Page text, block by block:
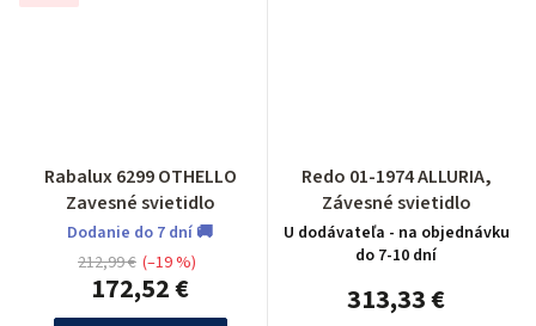
Rabalux 6299 OTHELLO
Zavesné svietidlo
Dodanie do 7 dní 🚚
172,52 €
212,99 € (–19 %)
Redo 01-1974 ALLURIA,
Závesné svietidlo
U dodávateľa - na objednávku
do 7-10 dní
313,33 €